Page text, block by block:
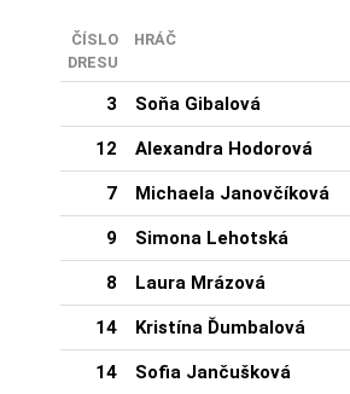
ČÍSLO
DRESU
HRÁČ
3 Soňa Gibalová
12 Alexandra Hodorová
7 Michaela Janovčíková
9 Simona Lehotská
8 Laura Mrázová
14 Kristína Ďumbalová
14 Sofia Jančušková